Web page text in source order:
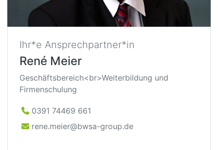
Ihr*e Ansprechpartner*in
René Meier
Geschäftsbereich<br>Weiterbildung und
Firmenschulung
0391 74469 661
rene.meier@bwsa-group.de